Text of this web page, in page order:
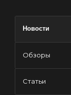
Новости
Обзоры
Статьи